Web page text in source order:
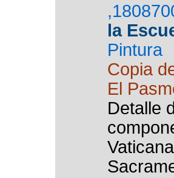
la
Pintura
Copia
El
Detalle